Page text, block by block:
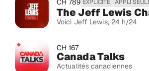
CH 789 EXPLICITE APPLI
The Jeff Lewis
Voici Jeff Lewis, 24 h/24
CH 167
Canada Talks
Actualités canadiennes